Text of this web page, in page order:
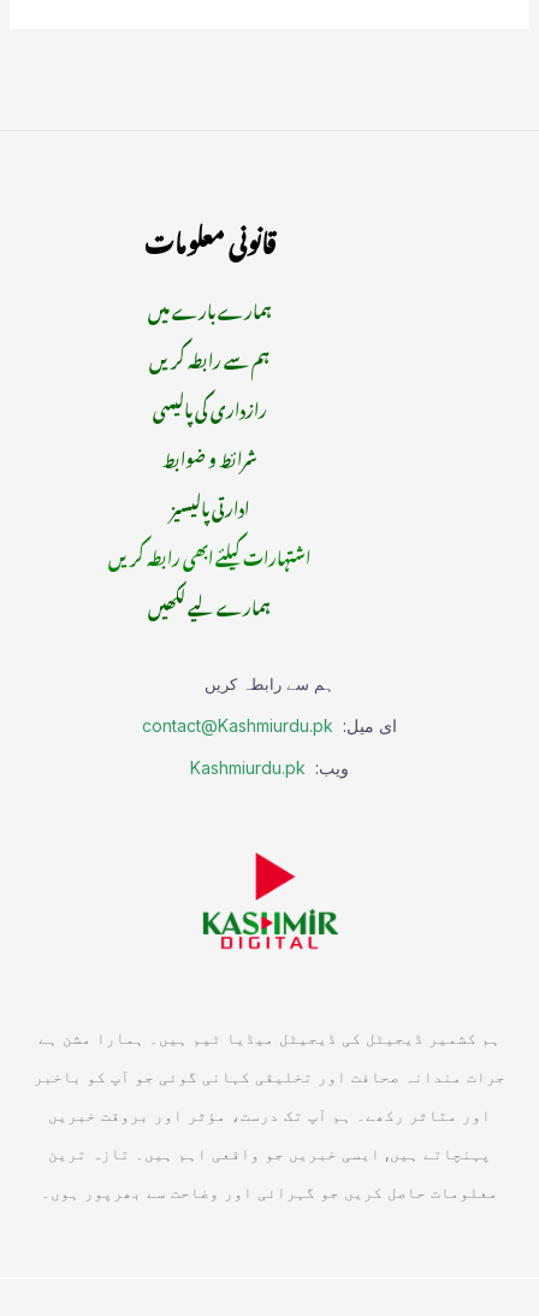
قانونی معلومات
ہمارے بارے میں
ہم سے رابطہ کریں
رازداری کی پالیسی
شرائط و ضوابط
ادارتی پالیسیز
اشتہارات کیلئے ابھی رابطہ کریں
ہمارے لیے لکھیں
ہم سے رابطہ کریں
ای میل: contact@Kashmiurdu.pk
ویب: Kashmiurdu.pk
ہم کشمیر ڈیجیٹل کی ڈیجیٹل میڈیا ٹیم ہیں۔ ہمارا مشن ہے
جرات مندانہ صحافت اور تخلیقی کہانی گوئی جو آپ کو باخبر
اور متاثر رکھے۔ ہم آپ تک درست، مؤثر اور بروقت خبریں
پہنچاتے ہیں, ایسی خبریں جو واقعی اہم ہیں۔ تازہ ترین
معلومات حاصل کریں جو گہرائی اور وضاحت سے بھرپور ہوں۔